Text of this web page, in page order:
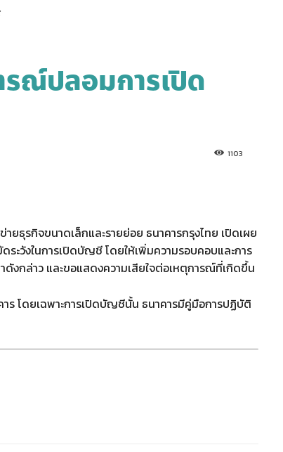
รณ์ปลอมการเปิด
1103
ธุรกิจขนาดเล็กและรายย่อย ธนาคารกรุงไทย เปิดเผย
ะวังในการเปิดบัญชี โดยให้เพิ่มความรอบคอบและการ
งกล่าว และขอแสดงความเสียใจต่อเหตุการณ์ที่เกิดขึ้น
าร โดยเฉพาะการเปิดบัญชีนั้น ธนาคารมีคู่มือการปฏิบัติ